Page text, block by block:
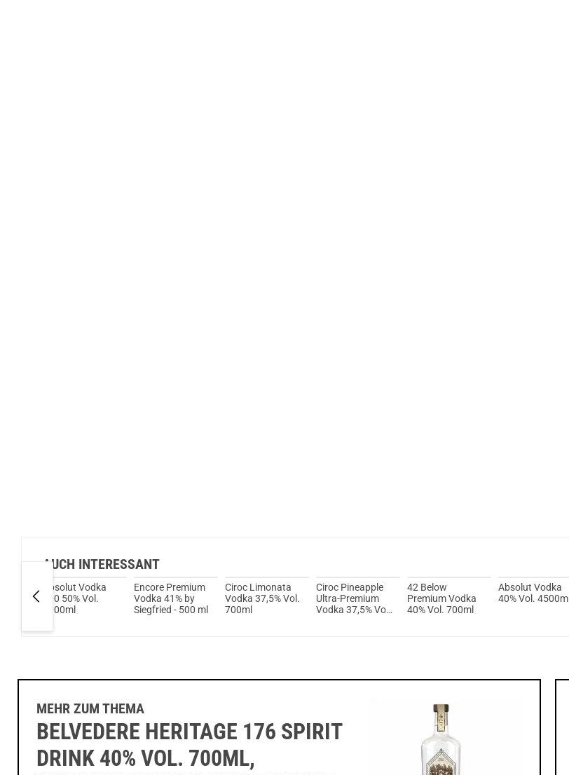
AUCH INTERESSANT
Absolut Vodka
100 50% Vol.
1000ml
Encore Premium
Vodka 41% by
Siegfried - 500 ml
Ciroc Limonata
Vodka 37,5% Vol.
700ml
Ciroc Pineapple
Ultra-Premium
Vodka 37,5% Vol.
42 Below
Premium Vodka
40% Vol. 700ml
Absolut Vodka
40% Vol. 4500ml
MEHR ZUM THEMA
BELVEDERE HERITAGE 176 SPIRIT
DRINK 40% VOL. 700ML,